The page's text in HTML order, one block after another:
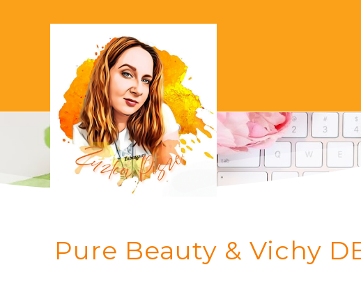
Pure Beauty & Vichy